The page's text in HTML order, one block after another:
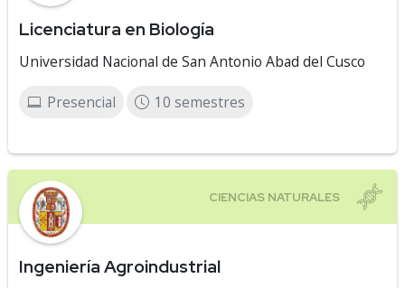
Licenciatura en Biología
Universidad Nacional de San Antonio Abad del Cusco
Presencial 10 semestres
Ingeniería Agroindustrial